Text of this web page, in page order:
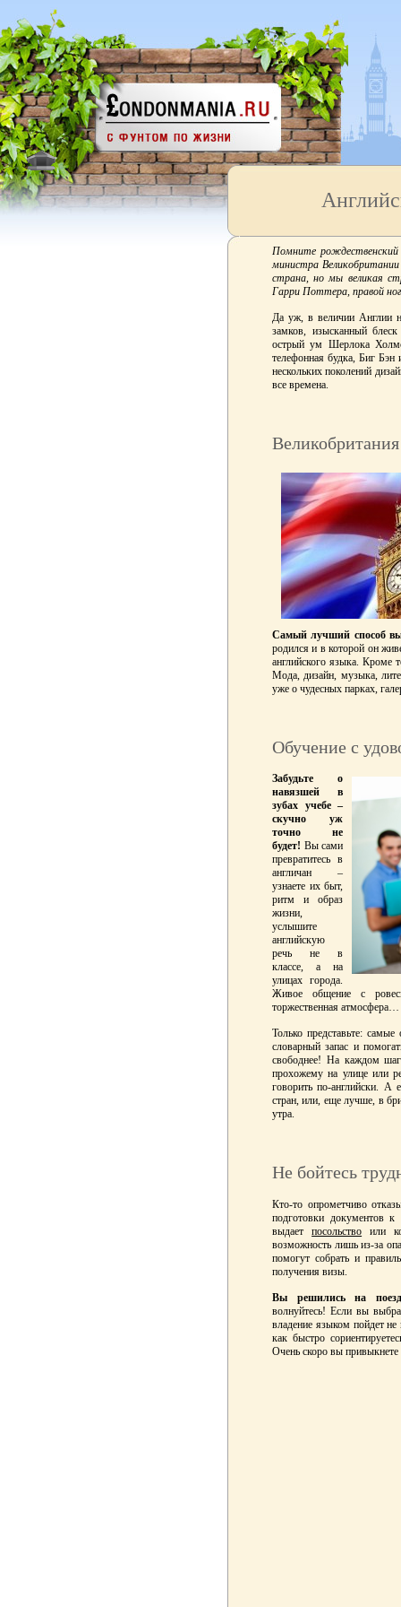
Помните рождественский
министра
страна, но мы великая
Гарри Поттера, правой
Да уж, в величии Англии
замков, изысканный
острый ум Шерлока
телефонная будка, Биг Бэн
нескольких поколений
все времена.
Самый лучший способ
родился и в которой он
английского языка. Кроме
Мода, дизайн, музыка,
уже о чудесных парках,
Обучение с
Забудьте о
навязшей в
зубах учебе –
скучно уж
точно не
будет! Вы сами
превратитесь в
англичан –
узнаете их быт,
ритм и образ
жизни,
услышите
английскую
речь не в
классе, а на
улицах города.
Живое общение с
торжественная атмосфера…
Только представьте:
словарный запас и
свободнее! На каждом
прохожему на улице или
говорить по-английски. А
стран, или, еще лучше, в
утра.
Не бойтесь
Кто-то опрометчиво
подготовки документов
выдаетпосольство или
возможность лишь из-за
помогут собрать и
получения визы.
Вы решились на
волнуйтесь! Если вы
владение языком пойдет
как быстро
Очень скоро вы привыкнете